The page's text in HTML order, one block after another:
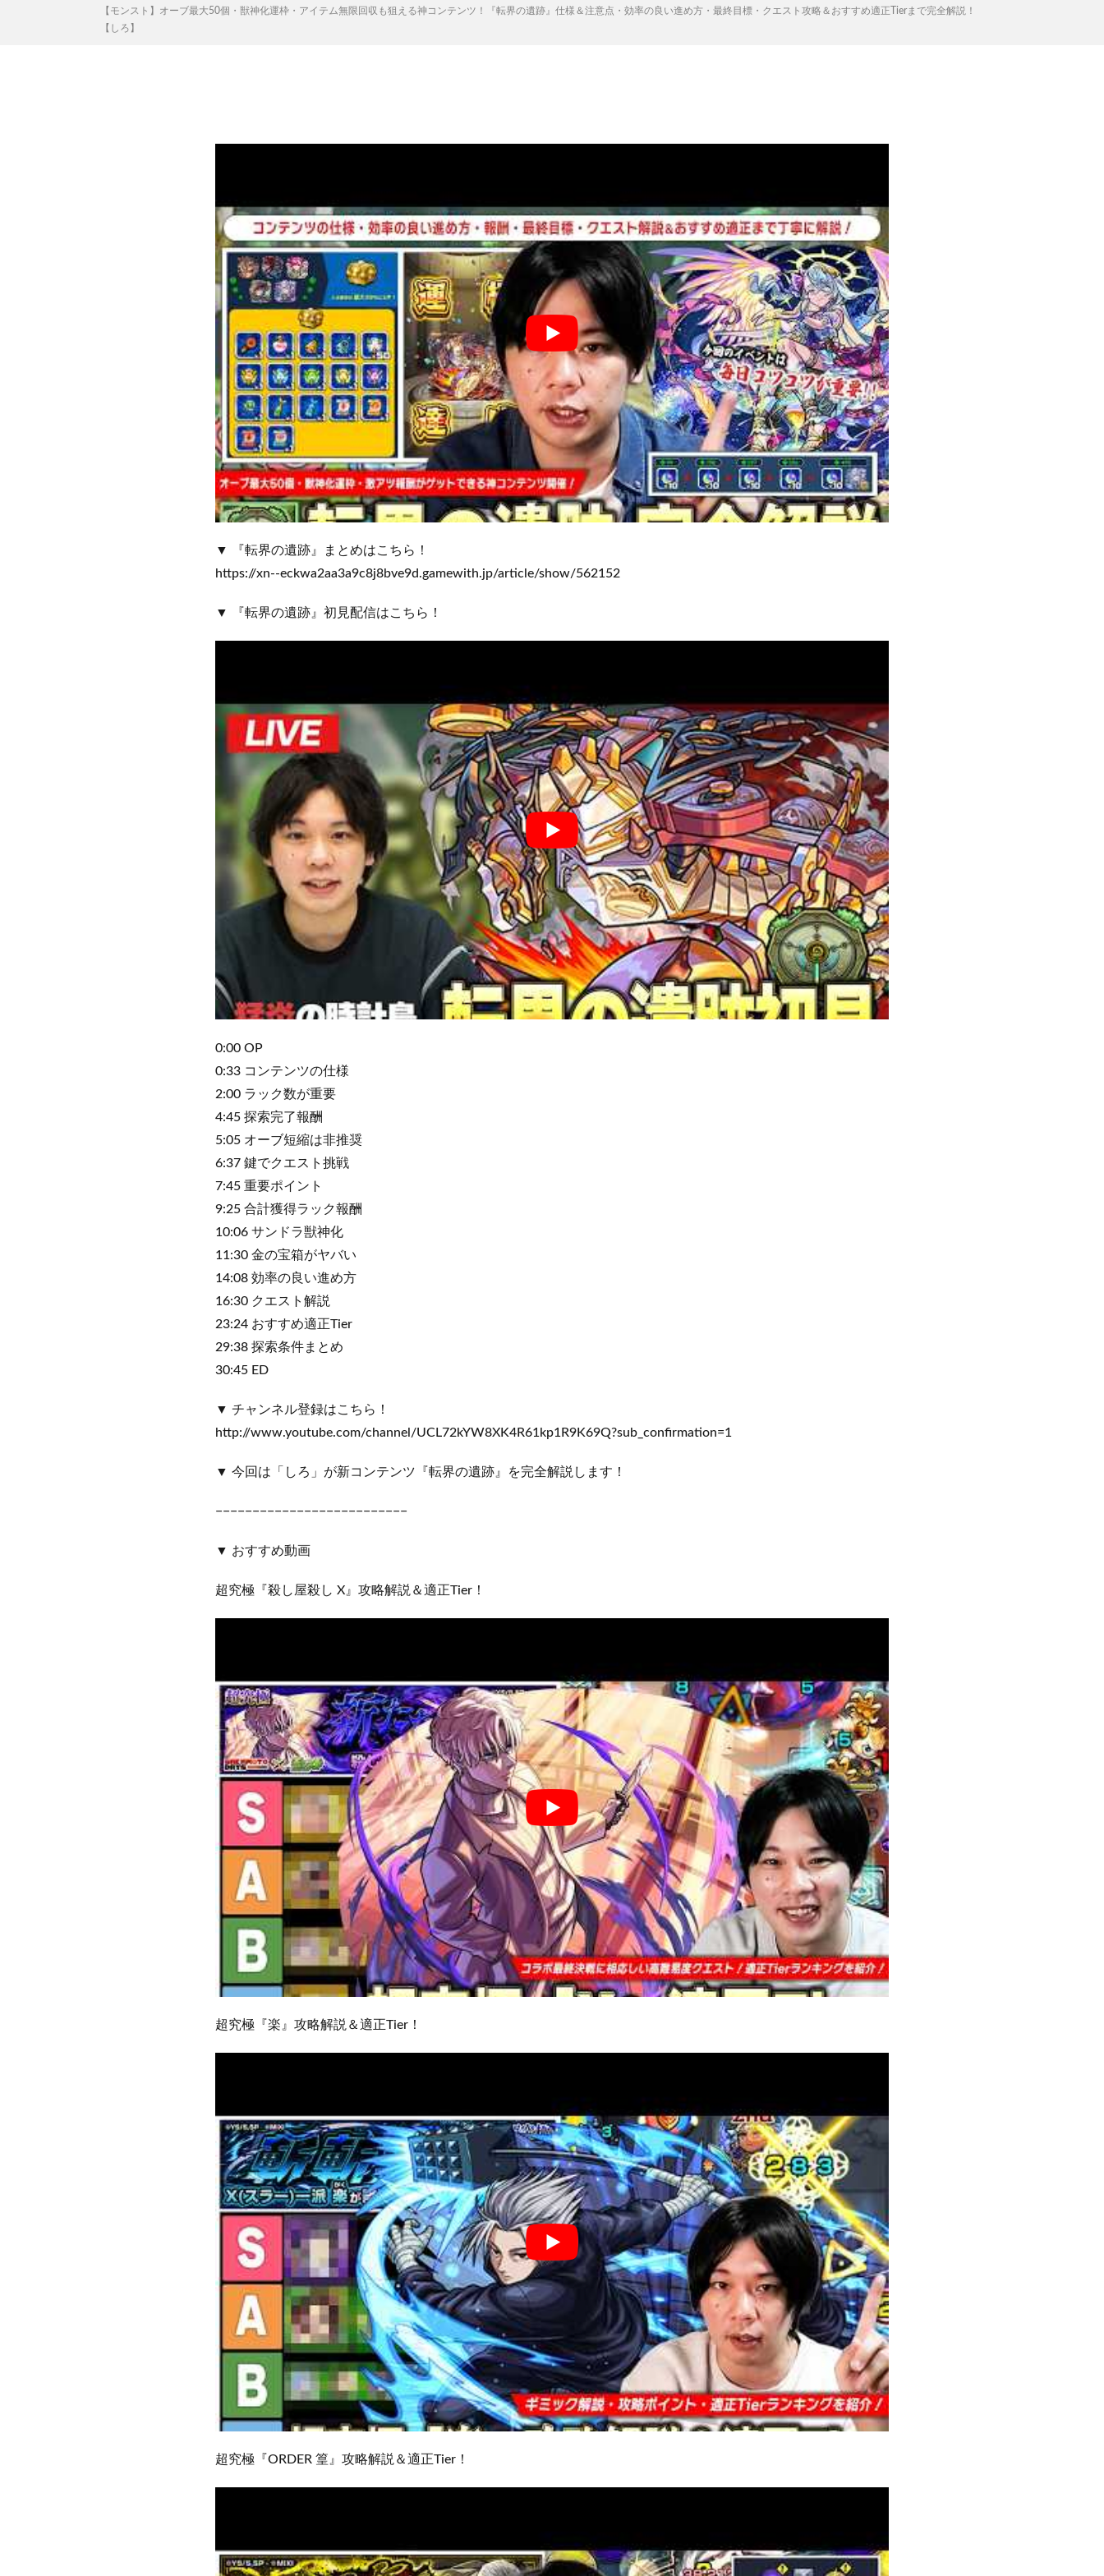
【モンスト】オーブ最大50個・獣神化運枠・アイテム無限回収も狙える神コンテンツ！『転界の遺跡』仕様＆注意点・効率の良い進め方・最終目標・クエスト攻略＆おすすめ適正Tierまで完全解説！
【しろ】
▼ 『転界の遺跡』まとめはこちら！
https://xn--eckwa2aa3a9c8j8bve9d.gamewith.jp/article/show/562152
▼ 『転界の遺跡』初見配信はこちら！
0:00 OP
0:33 コンテンツの仕様
2:00 ラック数が重要
4:45 探索完了報酬
5:05 オーブ短縮は非推奨
6:37 鍵でクエスト挑戦
7:45 重要ポイント
9:25 合計獲得ラック報酬
10:06 サンドラ獣神化
11:30 金の宝箱がヤバい
14:08 効率の良い進め方
16:30 クエスト解説
23:24 おすすめ適正Tier
29:38 探索条件まとめ
30:45 ED
▼ チャンネル登録はこちら！
http://www.youtube.com/channel/UCL72kYW8XK4R61kp1R9K69Q?sub_confirmation=1
▼ 今回は「しろ」が新コンテンツ『転界の遺跡』を完全解説します！
−−−−−−−−−−−−−−−−−−−−−−−−−−
▼ おすすめ動画
超究極『殺し屋殺し X』攻略解説＆適正Tier！
超究極『楽』攻略解説＆適正Tier！
超究極『ORDER 篁』攻略解説＆適正Tier！